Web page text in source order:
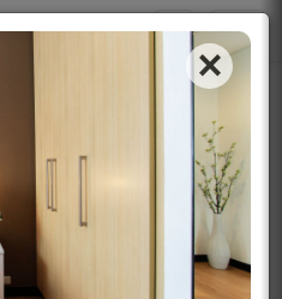
Toggle
Search×